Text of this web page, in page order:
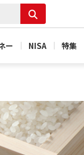
ー NISA 特集